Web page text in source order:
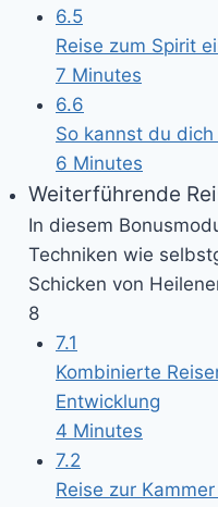
6.5
Reise zum Spirit
7 Minutes
6.6
So kannst du
6 Minutes
Weiterführende
In diesem
Techniken wie
Schicken von
8
7.1
Kombinierte
Entwicklung
4 Minutes
7.2
Reise zur